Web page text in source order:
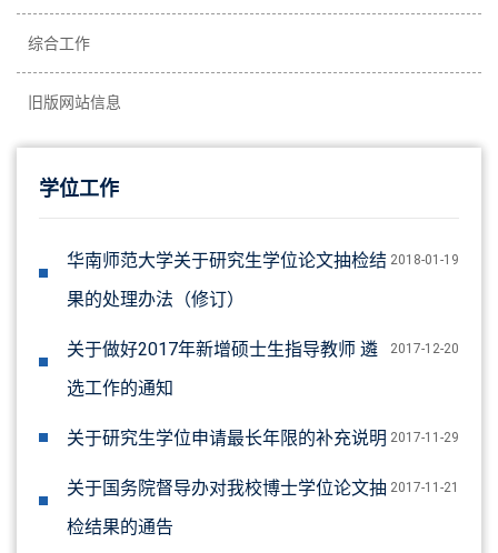
综合工作
旧版网站信息
学位工作
2018-01-19
华南师范大学关于研究生学位论文抽检结
果的处理办法（修订）
2017-12-20
关于做好2017年新增硕士生指导教师 遴
选工作的通知
2017-11-29
关于研究生学位申请最长年限的补充说明
2017-11-21
关于国务院督导办对我校博士学位论文抽
检结果的通告